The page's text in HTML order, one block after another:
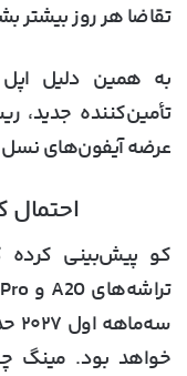
تقاضا هر روز بیشتر
به همین دلیل
تأمین‌کننده
عرضه آیفون‌های
احتمال
کو پیش‌بینی
خواهد بود. مینگ